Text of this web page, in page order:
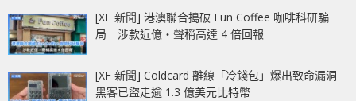
[XF 新聞] 港澳聯合搗破 Fun Coffee 咖啡科研騙
局 涉款近億‧聲稱高達 4 倍回報
[XF 新聞] Coldcard 離線「冷錢包」爆出致命漏洞
黑客已盜走逾 1.3 億美元比特幣